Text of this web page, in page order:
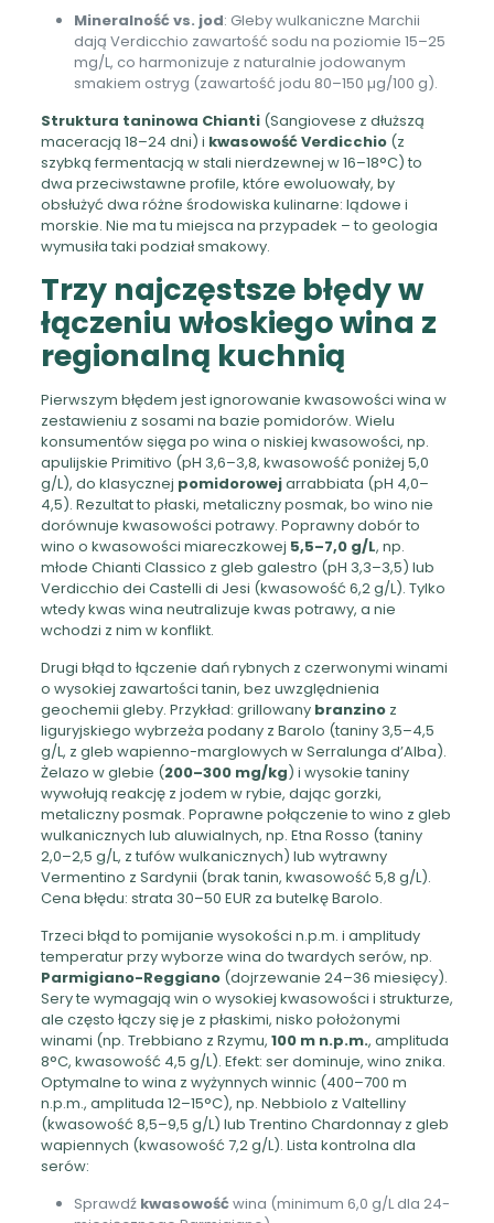
Mineralność vs. jod: Gleby wulkaniczne Marchii
dają Verdicchio zawartość sodu na poziomie 15–25
mg/L, co harmonizuje z naturalnie jodowanym
smakiem ostryg (zawartość jodu 80–150 µg/100 g).
Struktura taninowa Chianti(Sangiovese z dłuższą
maceracją 18–24 dni) i kwasowość Verdicchio(z
szybką fermentacją w stali nierdzewnej w 16–18°C) to
dwa przeciwstawne profile, które ewoluowały, by
obsłużyć dwa różne środowiska kulinarne: lądowe i
morskie. Nie ma tu miejsca na przypadek – to geologia
wymusiła taki podział smakowy.
Trzy najczęstsze błędy w
łączeniu włoskiego wina z
regionalną kuchnią
Pierwszym błędem jest ignorowanie kwasowości wina w
zestawieniu z sosami na bazie pomidorów. Wielu
konsumentów sięga po wina o niskiej kwasowości, np.
apulijskie Primitivo (pH 3,6–3,8, kwasowość poniżej 5,0
g/L), do klasycznej pomidorowejarrabbiata (pH 4,0–
4,5). Rezultat to płaski, metaliczny posmak, bo wino nie
dorównuje kwasowości potrawy. Poprawny dobór to
wino o kwasowości miareczkowej 5,5–7,0 g/L, np.
młode Chianti Classico z gleb galestro (pH 3,3–3,5) lub
Verdicchio dei Castelli di Jesi (kwasowość 6,2 g/L). Tylko
wtedy kwas wina neutralizuje kwas potrawy, a nie
wchodzi z nim w konflikt.
Drugi błąd to łączenie dań rybnych z czerwonymi winami
o wysokiej zawartości tanin, bez uwzględnienia
geochemii gleby. Przykład: grillowany branzinoz
liguryjskiego wybrzeża podany z Barolo (taniny 3,5–4,5
g/L, z gleb wapienno-marglowych w Serralunga d’Alba).
Żelazo w glebie (200–300 mg/kg) i wysokie taniny
wywołują reakcję z jodem w rybie, dając gorzki,
metaliczny posmak. Poprawne połączenie to wino z gleb
wulkanicznych lub aluwialnych, np. Etna Rosso (taniny
2,0–2,5 g/L, z tufów wulkanicznych) lub wytrawny
Vermentino z Sardynii (brak tanin, kwasowość 5,8 g/L).
Cena błędu: strata 30–50 EUR za butelkę Barolo.
Trzeci błąd to pomijanie wysokości n.p.m. i amplitudy
temperatur przy wyborze wina do twardych serów, np.
Parmigiano-Reggiano(dojrzewanie 24–36 miesięcy).
Sery te wymagają win o wysokiej kwasowości i strukturze,
ale często łączy się je z płaskimi, nisko położonymi
winami (np. Trebbiano z Rzymu, 100 m n.p.m., amplituda
8°C, kwasowość 4,5 g/L). Efekt: ser dominuje, wino znika.
Optymalne to wina z wyżynnych winnic (400–700 m
n.p.m., amplituda 12–15°C), np. Nebbiolo z Valtelliny
(kwasowość 8,5–9,5 g/L) lub Trentino Chardonnay z gleb
wapiennych (kwasowość 7,2 g/L). Lista kontrolna dla
serów:
Sprawdź kwasowośćwina (minimum 6,0 g/L dla 24-